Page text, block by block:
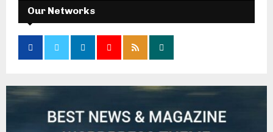
Our Networks